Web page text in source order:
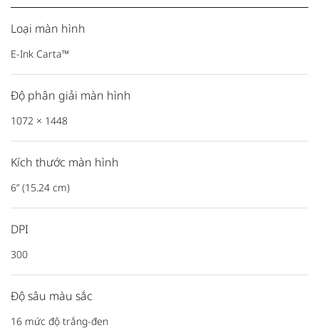
Loại màn hình
E-Ink Carta™
Độ phân giải màn hình
1072 × 1448
Kích thước màn hình
6” (15.24 cm)
DPI
300
Độ sâu màu sắc
16 mức độ trắng-đen